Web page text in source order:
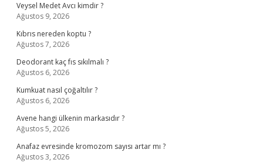
Veysel Medet Avcı kimdir ?
Ağustos 9, 2026
Kıbrıs nereden koptu ?
Ağustos 7, 2026
Deodorant kaç fıs sıkılmalı ?
Ağustos 6, 2026
Kumkuat nasıl çoğaltılır ?
Ağustos 6, 2026
Avene hangi ülkenin markasıdır ?
Ağustos 5, 2026
Anafaz evresinde kromozom sayısı artar mı ?
Ağustos 3, 2026